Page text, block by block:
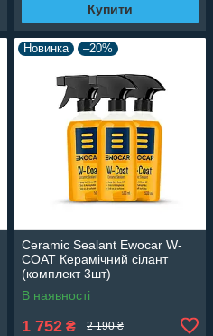
Купити
Новинка –20%
Ceramic Sealant Ewocar W-
COAT Керамічний сілант
(комплект 3шт)
В наявності
1 752 ₴ 2 190 ₴